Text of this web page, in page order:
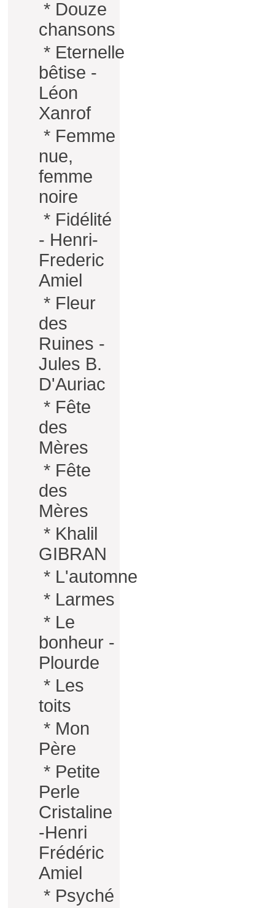
* Douze
chansons
* Eternelle
bêtise -
Léon
Xanrof
* Femme
nue,
femme
noire
* Fidélité
- Henri-
Frederic
Amiel
* Fleur
des
Ruines -
Jules B.
D'Auriac
* Fête
des
Mères
* Fête
des
Mères
* Khalil
GIBRAN
* L'automne
* Larmes
* Le
bonheur -
Plourde
* Les
toits
* Mon
Père
* Petite
Perle
Cristaline
-Henri
Frédéric
Amiel
* Psyché